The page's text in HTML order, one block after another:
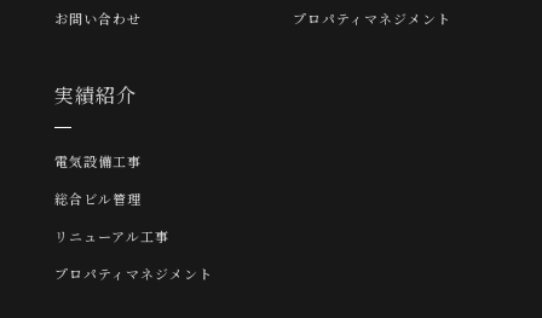
お問い合わせ
プロパティマネジメント
実績紹介
電気設備工事
総合ビル管理
リニューアル工事
プロパティマネジメント